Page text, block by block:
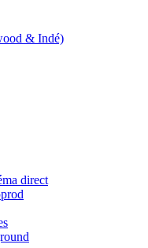
& Indé)
direct